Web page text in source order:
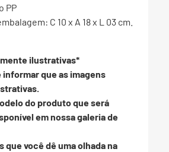
PP
C 10 x A 18 x L 03 cm.
ilustrativas*
informar que as imagens
do produto que será
em nossa galeria de
que você dê uma olhada na